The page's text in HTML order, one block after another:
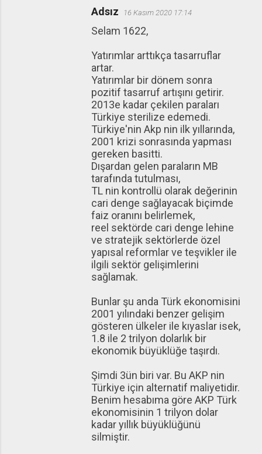
Adsız 16 Kasım 2020 17:14
Selam 1622,
Yatırımlar arttıkça tasarruflar
artar.
Yatırımlar bir dönem sonra
pozitif tasarruf artışını getirir.
2013e kadar çekilen paraları
Türkiye sterilize edemedi.
Türkiye'nin Akp nin ilk yıllarında,
2001 krizi sonrasında yapması
gereken basitti.
Dışardan gelen paraların MB
tarafında tutulması,
TL nin kontrollü olarak değerinin
cari denge sağlayacak biçimde
faiz oranını belirlemek,
reel sektörde cari denge lehine
ve stratejik sektörlerde özel
yapısal reformlar ve teşvikler ile
ilgili sektör gelişimlerini
sağlamak.
Bunlar şu anda Türk ekonomisini
2001 yılındaki benzer gelişim
gösteren ülkeler ile kıyaslar isek,
1.8 ile 2 trilyon dolarlık bir
ekonomik büyüklüğe taşırdı.
Şimdi 3ün biri var. Bu AKP nin
Türkiye için alternatif maliyetidir.
Benim hesabıma göre AKP Türk
ekonomisinin 1 trilyon dolar
kadar yıllık büyüklüğünü
silmiştir.